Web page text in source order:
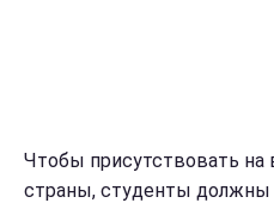
Чтобы присутствовать на
страны, студенты должны